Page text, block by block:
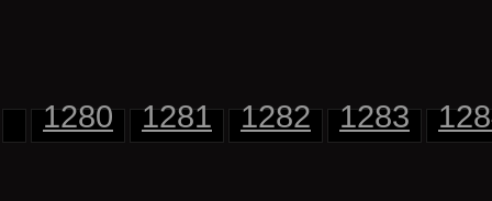
1280 1281 1282 1283